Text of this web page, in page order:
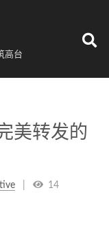
高台
美转发的
14